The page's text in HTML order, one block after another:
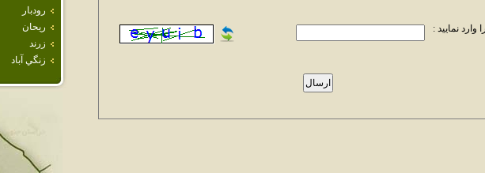
رودبار
ريحان
زرند
زنگي آباد
وارد نمایید :